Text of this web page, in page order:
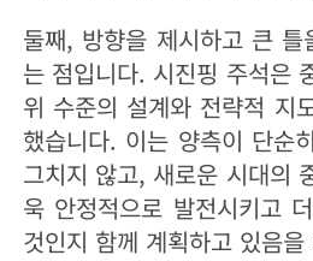
둘째, 방향을 제시하고 큰
는 점입니다. 시진핑 주석은
위 수준의 설계와 전략적 지
했습니다. 이는 양측이 단순
그치지 않고, 새로운 시대의
욱 안정적으로 발전시키고
것인지 함께 계획하고 있음을